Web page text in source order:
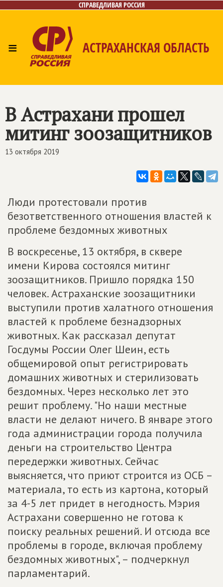
СПРАВЕДЛИВАЯ РОССИЯ
≡ АСТРАХАНСКАЯ ОБЛАСТЬ
В Астрахани прошел
митинг зоозащитников
13 октября 2019
Люди протестовали против
безответственного отношения властей к
проблеме бездомных животных
В воскресенье, 13 октября, в сквере
имени Кирова состоялся митинг
зоозащитников. Пришло порядка 150
человек. Астраханские зоозащитники
выступили против халатного отношения
властей к проблеме безнадзорных
животных. Как рассказал депутат
Госдумы России Олег Шеин, есть
общемировой опыт регистрировать
домашних животных и стерилизовать
бездомных. Через несколько лет это
решит проблему. "Но наши местные
власти не делают ничего. В январе этого
года администрации города получила
деньги на строительство Центра
передержки животных. Сейчас
выясняется, что приют строится из ОСБ –
материала, то есть из картона, который
за 4-5 лет придет в негодность. Мэрия
Астрахани совершенно не готова к
поиску реальных решений. И отсюда все
проблемы в городе, включая проблему
бездомных животных", – подчеркнул
парламентарий.